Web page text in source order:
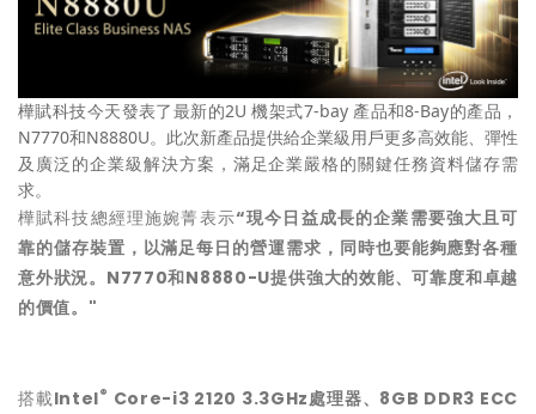
樺賦科技今天發表了最新的2U 機架式7-bay 產品和8-Bay的產品，
N7770和N8880U。此次新產品提供給企業級用戶更多高效能、彈性
及廣泛的企業級解決方案，滿足企業嚴格的關鍵任務資料儲存需
求。
樺賦科技總經理施婉菁表示“現今日益成長的企業需要強大且可
靠的儲存裝置，以滿足每日的營運需求，同時也要能夠應對各種
意外狀況。 N7770和N8880-U提供強大的效能、可靠度和卓越
的價值。 "
搭載Intel® Core-i3 2120 3.3GHz處理器、 8GB DDR3 ECC